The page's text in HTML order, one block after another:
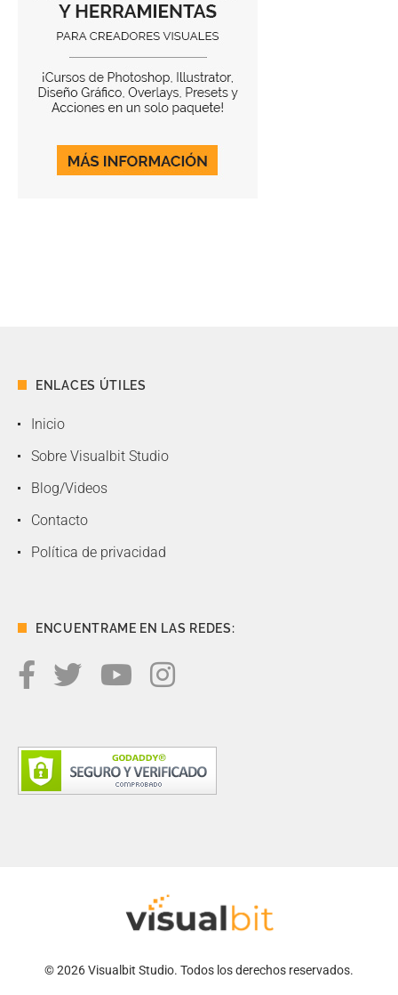
ENLACES ÚTILES
Inicio
Sobre Visualbit Studio
Blog/Videos
Contacto
Política de privacidad
ENCUENTRAME EN LAS REDES:
© 2026 Visualbit Studio. Todos los derechos reservados.